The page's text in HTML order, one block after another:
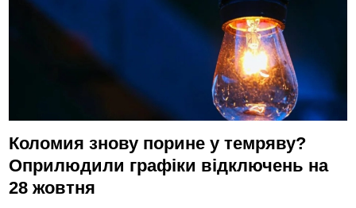
Коломия знову порине у темряву?
Оприлюдили графіки відключень на
28 жовтня